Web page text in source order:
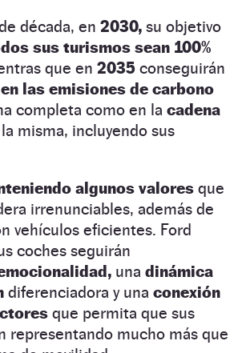
década, en 2030, su objetivo
sus turismos sean 100%
que en 2035 conseguirán
las emisiones de carbono
completa como en la cadena
misma, incluyendo sus
algunos valores que
irrenunciables, además de
vehículos eficientes. Ford
coches seguirán
una dinámica
diferenciadora y una conexión
que permita que sus
representando mucho más que